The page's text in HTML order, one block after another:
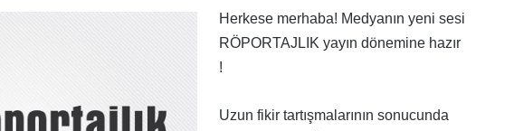
Herkese merhaba! Medyanın yeni sesi
RÖPORTAJLIK yayın dönemine hazır
!
Uzun fikir tartışmalarının sonucunda